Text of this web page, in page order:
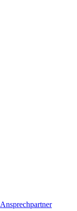
Ansprechpartner